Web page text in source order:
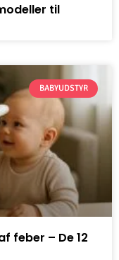
til
BABYUDSTYR
feber – De 12